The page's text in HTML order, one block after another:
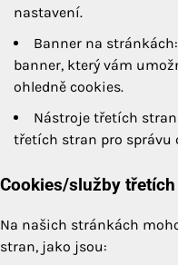
nastavení.
Banner na
banner, který vám
ohledně cookies.
Nástroje třetích
třetích stran pro správu
Cookies/služby
Na našich stránkách
stran, jako jsou: